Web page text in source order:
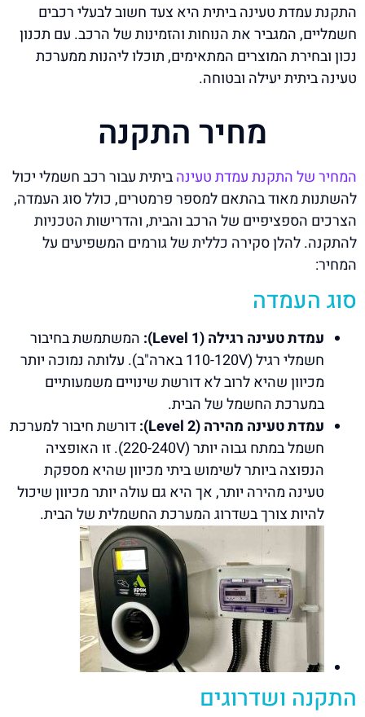
התקנת עמדת טעינה ביתית היא צעד חשוב לבעלי רכבים
חשמליים, המגביר את הנוחות והזמינות של הרכב. עם תכנון
נכון ובחירת המוצרים המתאימים, תוכלו ליהנות ממערכת
טעינה ביתית יעילה ובטוחה.
מחיר התקנה
המחיר של התקנת עמדת טעינהביתית עבור רכב חשמלי יכול
להשתנות מאוד בהתאם למספר פרמטרים, כולל סוג העמדה,
הצרכים הספציפיים של הרכב והבית, והדרישות הטכניות
להתקנה. להלן סקירה כללית של גורמים המשפיעים על
המחיר:
סוג העמדה
עמדת טעינה רגילה (Level 1):
המשתמשת בחיבור
חשמלי רגיל (110-120V בארה"ב). עלותה נמוכה יותר
מכיוון שהיא לרוב לא דורשת שינויים משמעותיים
במערכת החשמל של הבית.
עמדת טעינה מהירה (Level 2):
דורשת חיבור למערכת
חשמל במתח גבוה יותר (220-240V). זו האופציה
הנפוצה ביותר לשימוש ביתי מכיוון שהיא מספקת
טעינה מהירה יותר, אך היא גם עולה יותר מכיוון שיכול
להיות צורך בשדרוג המערכת החשמלית של הבית.
התקנה ושדרוגים